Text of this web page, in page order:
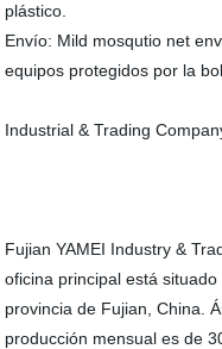
plástico.
Envío: Mild mosqutio net
equipos protegidos por la
Industrial & Trading
Fujian YAMEI Industry &
oficina principal está
provincia de Fujian, China.
producción mensual es de